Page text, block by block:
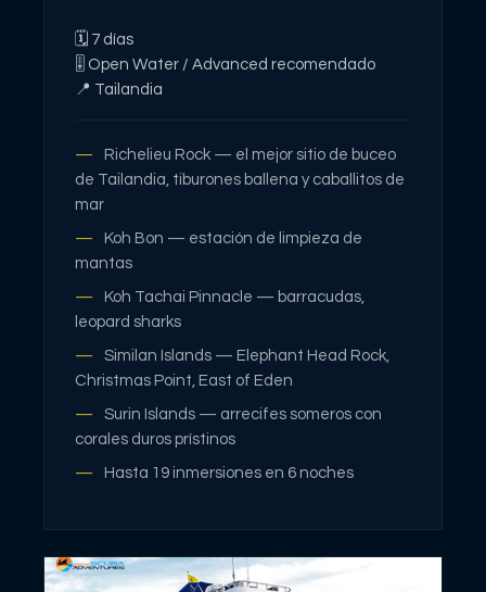
itinerario que no deja nada fuera.
🗓 7 días
🎚 Open Water / Advanced recomendado
📍 Tailandia
Richelieu Rock — el mejor sitio de buceo
de Tailandia, tiburones ballena y caballitos de
mar
Koh Bon — estación de limpieza de
mantas
Koh Tachai Pinnacle — barracudas,
leopard sharks
Similan Islands — Elephant Head Rock,
Christmas Point, East of Eden
Surin Islands — arrecifes someros con
corales duros prístinos
Hasta 19 inmersiones en 6 noches